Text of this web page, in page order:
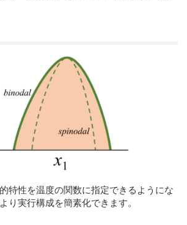
特性を温度の関数に指定できるようにな
り実行構成を簡素化できます。